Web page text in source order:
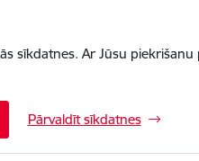
sīkdatnes. Ar Jūsu
Pārvaldīt sīkdatnes